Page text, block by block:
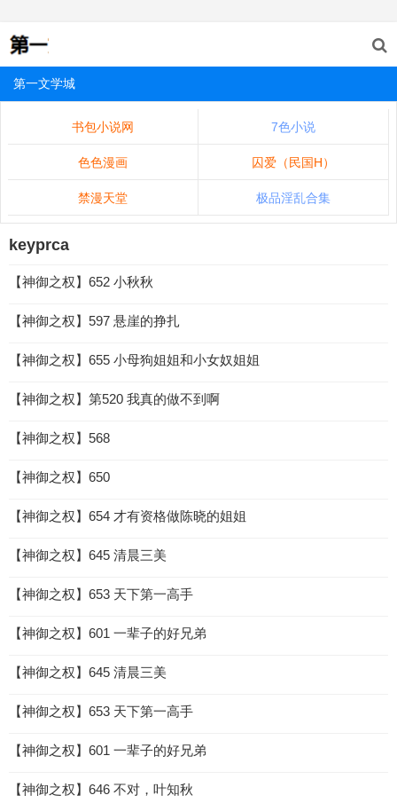
第一文学城
书包小说网 7色小说
色色漫画 囚爱（民国H）
禁漫天堂 极品淫乱合集
keyprca
【神御之权】652 小秋秋
【神御之权】597 悬崖的挣扎
【神御之权】655 小母狗姐姐和小女奴姐姐
【神御之权】第520 我真的做不到啊
【神御之权】568
【神御之权】650
【神御之权】654 才有资格做陈晓的姐姐
【神御之权】645 清晨三美
【神御之权】653 天下第一高手
【神御之权】601 一辈子的好兄弟
【神御之权】645 清晨三美
【神御之权】653 天下第一高手
【神御之权】601 一辈子的好兄弟
【神御之权】646 不对，叶知秋